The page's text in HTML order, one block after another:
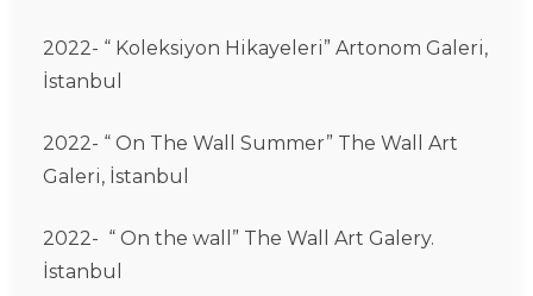
2022- “ Koleksiyon Hikayeleri” Artonom Galeri,
İstanbul
2022- “ On The Wall Summer” The Wall Art
Galeri, İstanbul
2022- “ On the wall” The Wall Art Galery.
İstanbul